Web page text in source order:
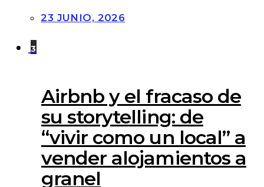
23 JUNIO, 2026
3
Airbnb y el fracaso de
su storytelling: de
“vivir como un local” a
vender alojamientos a
granel